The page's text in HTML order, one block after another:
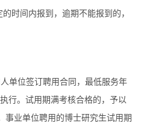
时间内报到，逾期不能报到的，
单位签订聘用合同，最低服务年
行。试用期满考核合格的，予以
事业单位聘用的博士研究生试用期